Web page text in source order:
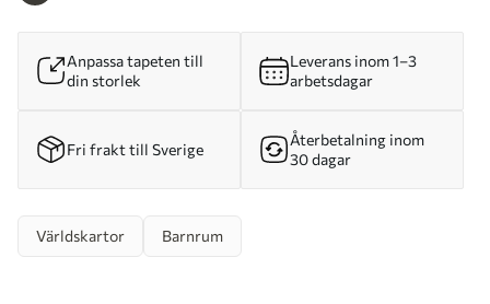
Anpassa tapeten till
din storlek
Leverans inom 1–3
arbetsdagar
Fri frakt till Sverige
Återbetalning inom
30 dagar
Världskartor Barnrum